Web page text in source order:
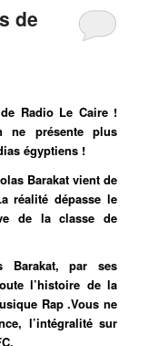
de
Radio Le Caire !
ne présente plus
égyptiens !
Barakat vient de
réalité dépasse le
de la classe de
Barakat, par ses
l’histoire de la
Rap .Vous ne
l’intégralité sur